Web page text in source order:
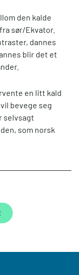
den kalde
sør/Ekvator.
dannes
blir det et
en litt kald
bevege seg
selvsagt
som norsk